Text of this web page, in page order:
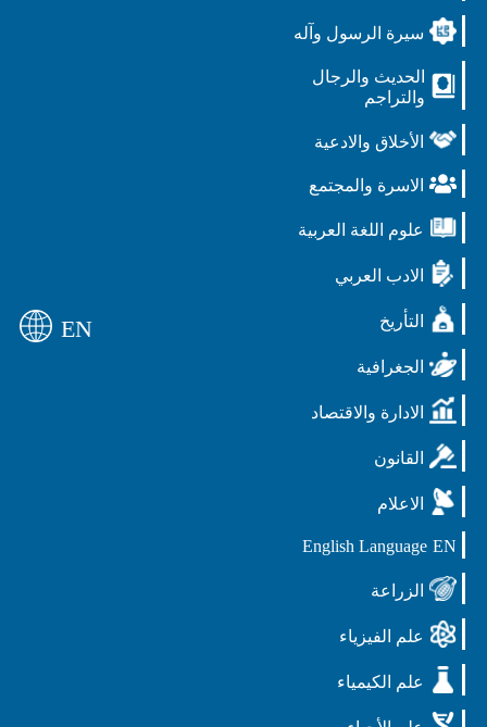
سيرة الرسول وآله
الحديث والرجال
والتراجم
الأخلاق والادعية
الاسرة والمجتمع
علوم اللغة العربية
الادب العربي
التأريخ
الجغرافية
الادارة والاقتصاد
القانون
الاعلام
EN
English Language
الزراعة
علم الفيزياء
علم الكيمياء
EN